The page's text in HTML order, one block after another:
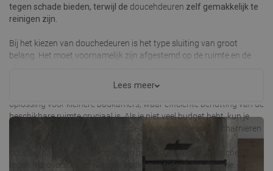
tegen schade bieden, terwijl de doucehdeuren zelf gemakkelijk te
reinigen zijn.
Bij het kiezen van douchedeuren is het type sluiting van groot
belang. Het moet voornamelijk zijn afgestemd op de ruimte en de
Schuifdeuren voor de douche zijn ideaal voor kleinere ruimtes
oplossing voor kleinere badkamers, waar efficiënte benutting van de
beschikbare ruimte cruciaal is. Als je niet veel budget hebt, kun je
kiezen voor klassieke openslaande douchedeurtjes met scharnieren
aan één kant. Aan de andere kant zijn
doucehdeuren
doucleerbare doucheoplossingen praktisch, omdat ze beschermen
tegen het overstromen van de badkamer tijdens een douche. Kies
Lees meer